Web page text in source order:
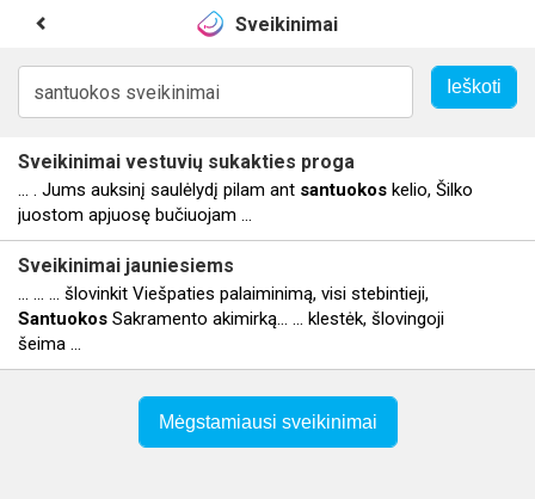
Sveikinimai
Sveikinimai vestuvių sukakties proga
... . Jums auksinį saulėlydį pilam ant santuokos kelio, Šilko
juostom apjuosę bučiuojam ...
Sveikinimai jauniesiems
... … … šlovinkit Viešpaties palaiminimą, visi stebintieji,
Santuokos Sakramento akimirką… … klestėk, šlovingoji
šeima ...
Mėgstamiausi sveikinimai